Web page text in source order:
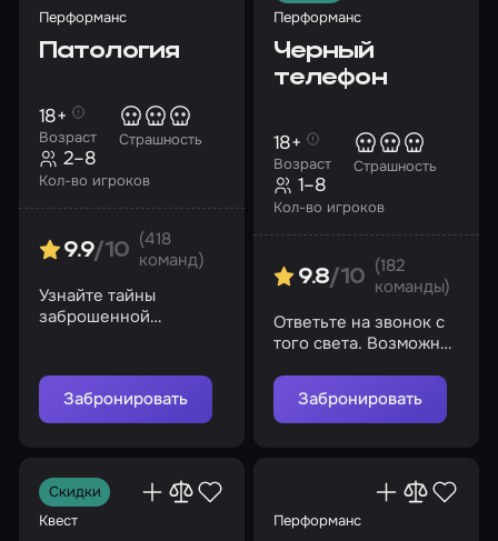
Перформанс
Патология
Возраст
18+
Страшность
Кол-во игроков
2–8
9.9/10
(418
команд)
Узнайте тайны
заброшенной
сойдите с ума в ее
стенах
Забронировать
Перформанс
Черный
телефон
Возраст
18+
Страшность
Кол-во игроков
1–8
9.8/10
(182
команды)
Ответьте на звонок с
того света. Возможно,
шанс сбежать из лап
маньяка
Забронировать
Скидки
Квест
Перформанс